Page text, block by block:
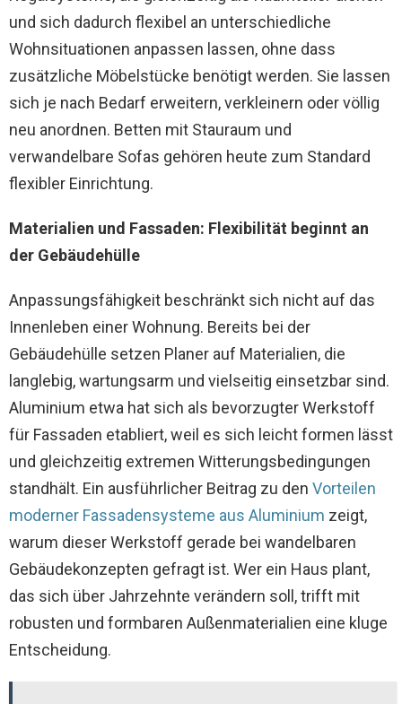
und sich dadurch flexibel an unterschiedliche
Wohnsituationen anpassen lassen, ohne dass
zusätzliche Möbelstücke benötigt werden. Sie lassen
sich je nach Bedarf erweitern, verkleinern oder völlig
neu anordnen. Betten mit Stauraum und
verwandelbare Sofas gehören heute zum Standard
flexibler Einrichtung.
Materialien und Fassaden: Flexibilität beginnt an
der Gebäudehülle
Anpassungsfähigkeit beschränkt sich nicht auf das
Innenleben einer Wohnung. Bereits bei der
Gebäudehülle setzen Planer auf Materialien, die
langlebig, wartungsarm und vielseitig einsetzbar sind.
Aluminium etwa hat sich als bevorzugter Werkstoff
für Fassaden etabliert, weil es sich leicht formen lässt
und gleichzeitig extremen Witterungsbedingungen
standhält. Ein ausführlicher Beitrag zu den Vorteilen
moderner Fassadensysteme aus Aluminium zeigt,
warum dieser Werkstoff gerade bei wandelbaren
Gebäudekonzepten gefragt ist. Wer ein Haus plant,
das sich über Jahrzehnte verändern soll, trifft mit
robusten und formbaren Außenmaterialien eine kluge
Entscheidung.